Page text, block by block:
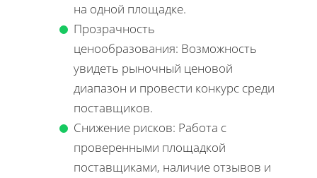
на одной площадке.
Прозрачность
ценообразования: Возможность
увидеть рыночный ценовой
диапазон и провести конкурс среди
поставщиков.
Снижение рисков: Работа с
проверенными площадкой
поставщиками, наличие отзывов и